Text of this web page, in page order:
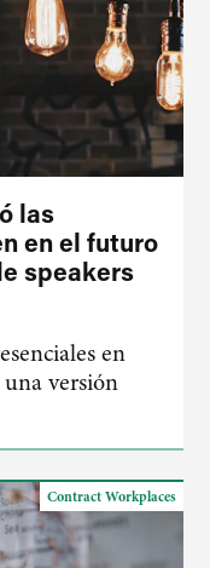
las
en el futuro
speakers
en
versión
Contract Workplaces